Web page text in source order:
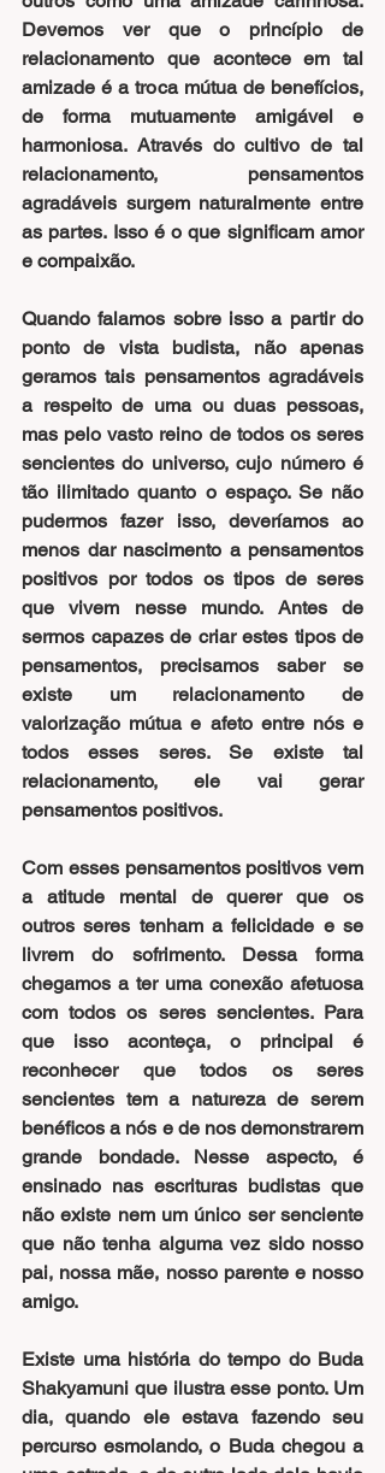
Devemos ver que o princípio de
relacionamento que acontece em tal
amizade é a troca mútua de benefícios,
de forma mutuamente amigável e
harmoniosa. Através do cultivo de tal
relacionamento, pensamentos
agradáveis surgem naturalmente entre
as partes. Isso é o que significam amor
e compaixão.
Quando falamos sobre isso a partir do
ponto de vista budista, não apenas
geramos tais pensamentos agradáveis
a respeito de uma ou duas pessoas,
mas pelo vasto reino de todos os seres
sencientes do universo, cujo número é
tão ilimitado quanto o espaço. Se não
pudermos fazer isso, deveríamos ao
menos dar nascimento a pensamentos
positivos por todos os tipos de seres
que vivem nesse mundo. Antes de
sermos capazes de criar estes tipos de
pensamentos, precisamos saber se
existe um relacionamento de
valorização mútua e afeto entre nós e
todos esses seres. Se existe tal
relacionamento, ele vai gerar
pensamentos positivos.
Com esses pensamentos positivos vem
a atitude mental de querer que os
outros seres tenham a felicidade e se
livrem do sofrimento. Dessa forma
chegamos a ter uma conexão afetuosa
com todos os seres sencientes. Para
que isso aconteça, o principal é
reconhecer que todos os seres
sencientes tem a natureza de serem
benéficos a nós e de nos demonstrarem
grande bondade. Nesse aspecto, é
ensinado nas escrituras budistas que
não existe nem um único ser senciente
que não tenha alguma vez sido nosso
pai, nossa mãe, nosso parente e nosso
amigo.
Existe uma história do tempo do Buda
Shakyamuni que ilustra esse ponto. Um
dia, quando ele estava fazendo seu
percurso esmolando, o Buda chegou a